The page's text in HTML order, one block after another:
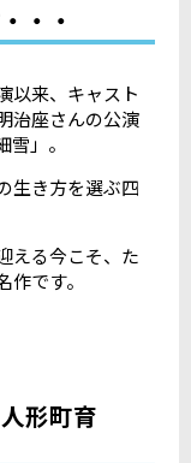
・・
以来、キャスト
治座さんの公演
」。
生き方を選ぶ四
える今こそ、た
です。
形町育